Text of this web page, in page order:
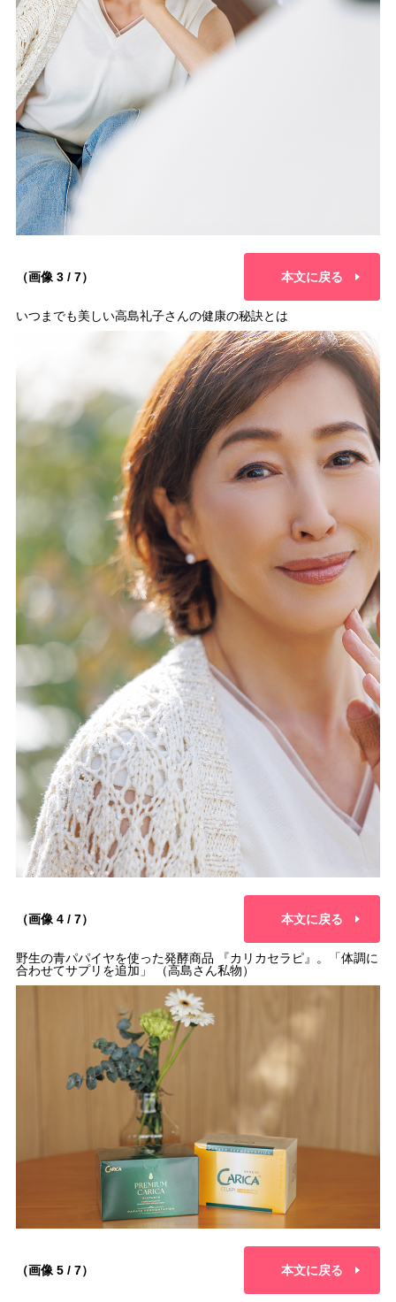
（画像 3 / 7） 本文に戻る
いつまでも美しい高島礼子さんの健康の秘訣とは
（画像 4 / 7） 本文に戻る
野生の青パパイヤを使った発酵商品 『カリカセラピ』。「体調に
合わせてサプリを追加」 （高島さん私物）
（画像 5 / 7） 本文に戻る